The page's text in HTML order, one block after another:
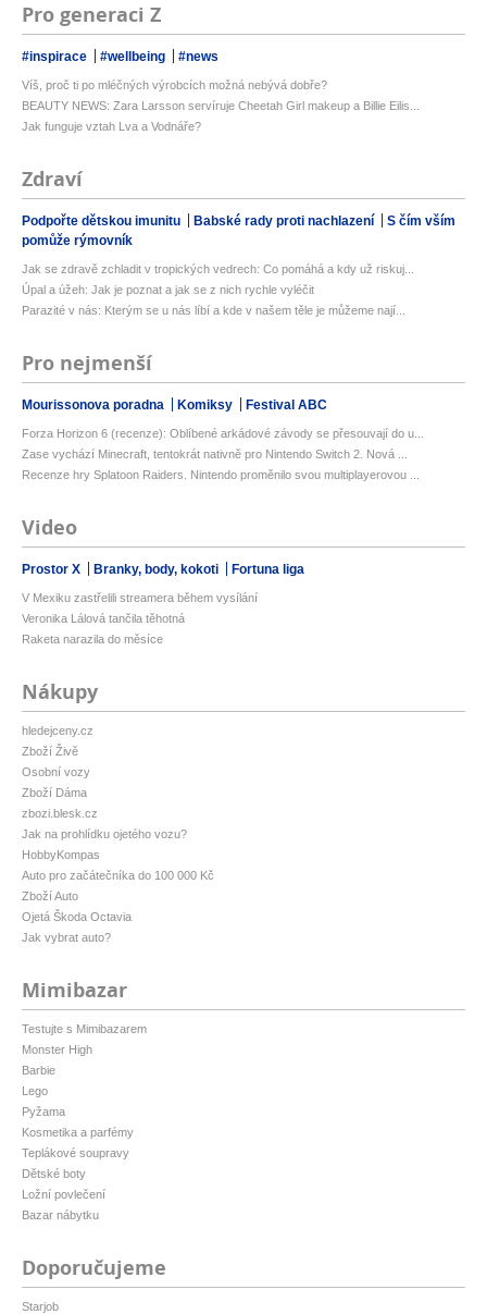
Pro generaci Z
#inspirace #wellbeing #news
Víš, proč ti po mléčných výrobcích možná nebývá dobře?
BEAUTY NEWS: Zara Larsson servíruje Cheetah Girl makeup a Billie Eilis...
Jak funguje vztah Lva a Vodnáře?
Zdraví
Podpořte dětskou imunitu Babské rady proti nachlazení
S čím vším
pomůže rýmovník
Jak se zdravě zchladit v tropických vedrech: Co pomáhá a kdy už riskuj...
Úpal a úžeh: Jak je poznat a jak se z nich rychle vyléčit
Parazité v nás: Kterým se u nás líbí a kde v našem těle je můžeme nají...
Pro nejmenší
Mourissonova poradna Komiksy Festival ABC
Forza Horizon 6 (recenze): Oblíbené arkádové závody se přesouvají do u...
Zase vychází Minecraft, tentokrát nativně pro Nintendo Switch 2. Nová ...
Recenze hry Splatoon Raiders. Nintendo proměnilo svou multiplayerovou ...
Video
Prostor X Branky, body, kokoti Fortuna liga
V Mexiku zastřelili streamera během vysílání
Veronika Lálová tančila těhotná
Raketa narazila do měsíce
Nákupy
hledejceny.cz
Zboží Živě
Osobní vozy
Zboží Dáma
zbozi.blesk.cz
Jak na prohlídku ojetého vozu?
HobbyKompas
Auto pro začátečníka do 100 000 Kč
Zboží Auto
Ojetá Škoda Octavia
Jak vybrat auto?
Mimibazar
Testujte s Mimibazarem
Monster High
Barbie
Lego
Pyžama
Kosmetika a parfémy
Teplákové soupravy
Dětské boty
Ložní povlečení
Bazar nábytku
Doporučujeme
Starjob